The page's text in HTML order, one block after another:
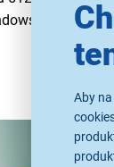
Aby
11 Home